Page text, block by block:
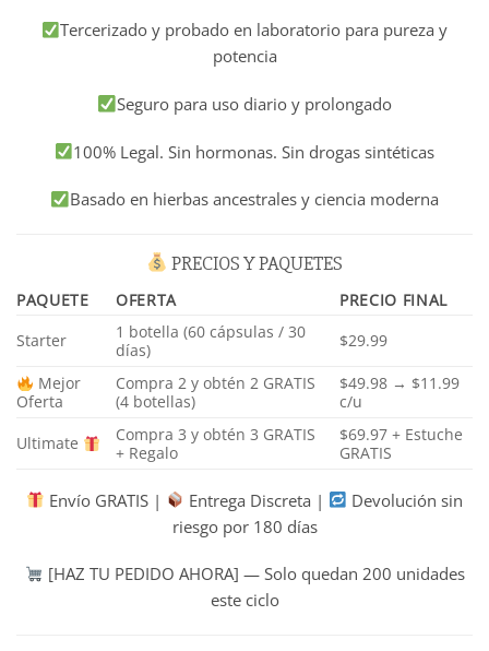
Tercerizado y probado en laboratorio para pureza y
potencia
Seguro para uso diario y prolongado
100% Legal. Sin hormonas. Sin drogas sintéticas
Basado en hierbas ancestrales y ciencia moderna
PRECIOS Y PAQUETES
PAQUETE OFERTA
PRECIO FINAL
Starter
1 botella (60 cápsulas / 30
días)
$29.99
Mejor
Oferta
Compra 2 y obtén 2 GRATIS
(4 botellas)
$49.98 → $11.99
c/u
Ultimate
Compra 3 y obtén 3 GRATIS
+ Regalo
$69.97 + Estuche
GRATIS
Envío GRATIS | Entrega Discreta |
Devolución sin
riesgo por 180 días
[HAZ TU PEDIDO AHORA] — Solo quedan 200 unidades
este ciclo